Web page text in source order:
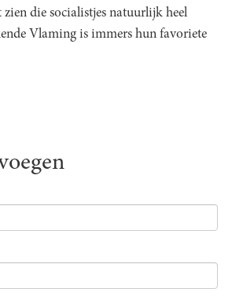
die socialistjes natuurlijk heel
Vlaming is immers hun favoriete